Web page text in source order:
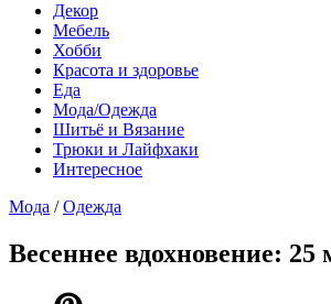
Декор
Мебель
Хобби
Красота и здоровье
Еда
Мода/Одежда
Шитьё и Вязание
Трюки и Лайфхаки
Интересное
Мода /Одежда
Весеннее вдохновение: